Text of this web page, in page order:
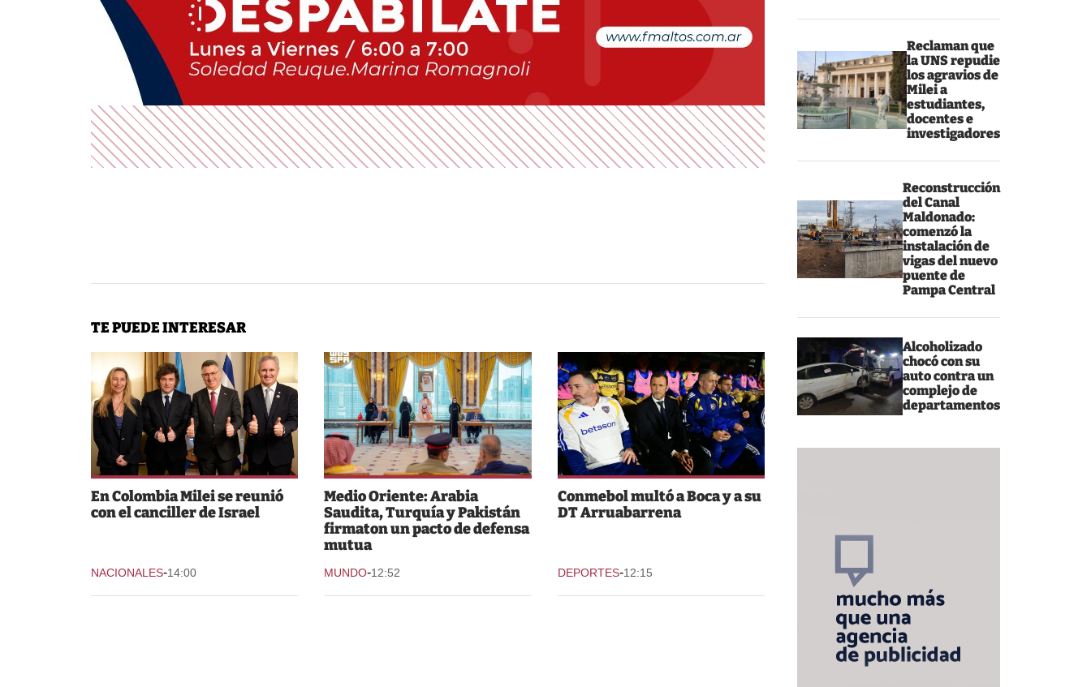
Reclaman que
la UNS repudie
los agravios de
Milei a
estudiantes,
docentes e
investigadores
Reconstrucción
del Canal
Maldonado:
comenzó la
instalación de
vigas del nuevo
puente de
Pampa Central
Alcoholizado
chocó con su
auto contra un
complejo de
departamentos
TE PUEDE INTERESAR
En Colombia Milei se reunió
con el canciller de Israel
NACIONALES-14:00
Medio Oriente: Arabia
Saudita, Turquía y Pakistán
firmaton un pacto de defensa
mutua
MUNDO-12:52
Conmebol multó a Boca y a su
DT Arruabarrena
DEPORTES-12:15